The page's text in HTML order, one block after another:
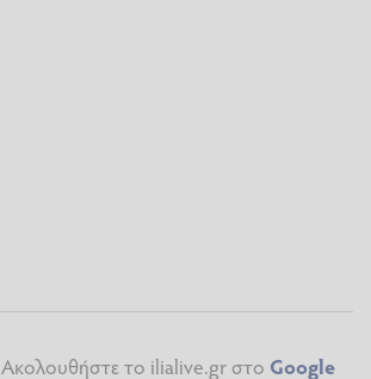
Ακολουθήστε το ilialive.gr στο Google